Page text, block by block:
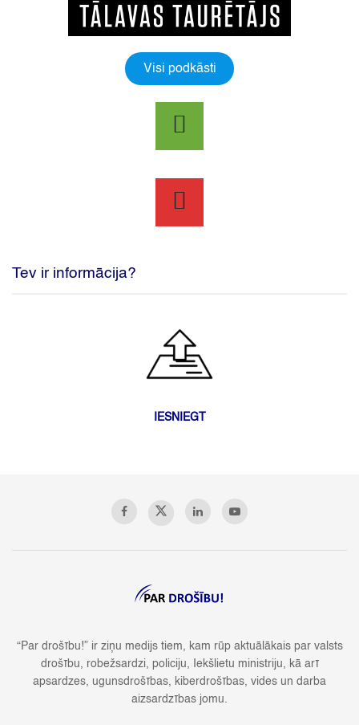
Visi podkāsti
Tev ir informācija?
IESNIEGT
“Par drošību!” ir ziņu medijs tiem, kam rūp aktuālākais par valsts
drošību, robežsardzi, policiju, Iekšlietu ministriju, kā arī
apsardzes, ugunsdrošības, kiberdrošības, vides un darba
aizsardzības jomu.